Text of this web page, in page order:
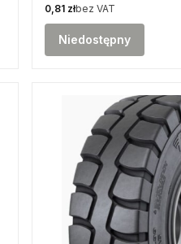
Cena
0,81 złbez VAT
Niedostępny